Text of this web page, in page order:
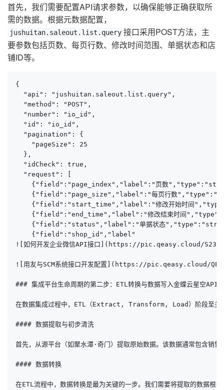
首先，我们需要配置API请求参数，以确保能够正确获取所
需的数据。根据元数据配置，
jushuitan.saleout.list.query 接口采用POST方法，主
要参数包括页数、每页行数、修改时间范围、单据状态和店
铺ID等。
{
  "api": "jushuitan.saleout.list.query",
  "method": "POST",
  "number": "io_id",
  "id": "io_id",
  "pagination": {
    "pageSize": 25
  },
  "idCheck": true,
  "request": [
{"field":"page_index","label":"页数
{"field":"page_size","label":"每页行数
{"field":"start_time","label":"修改开始时间
{"field":"end_time","label":"修改结束时间
{"field":"status","label":"单据状态
    {"field":"shop_id","label"
![如何开发企业微信API接口](https://pic.qeasy.cloud/
![用友与SCM系统接口开发配置](https://pic.qeasy.cloud/
### 集成平台生命周期的第二步：ETL转换与数据写入金蝶云星空API
在数据集成过程中，ETL（Extract, Transform, Load）阶段至关重
#### 数据提取与初步清洗
首先，从源平台（如聚水潭·奇门）提取原始数据。该数据通常包含
#### 数据转换
在ETL流程中，数据转换是最为关键的一步。我们需要将提取的数据根